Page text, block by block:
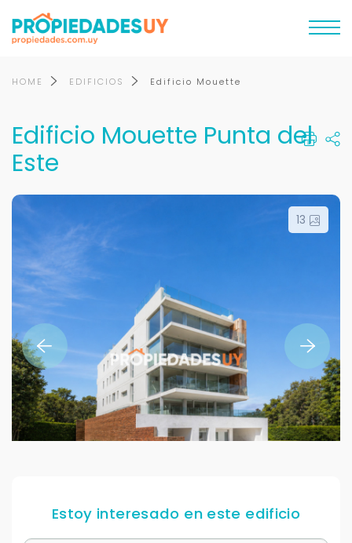
HOME EDIFICIOS Edificio Mouette
Edificio Mouette Punta del
Este
13
Estoy interesado en este edificio